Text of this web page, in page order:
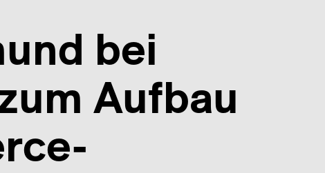
bei
Aufbau